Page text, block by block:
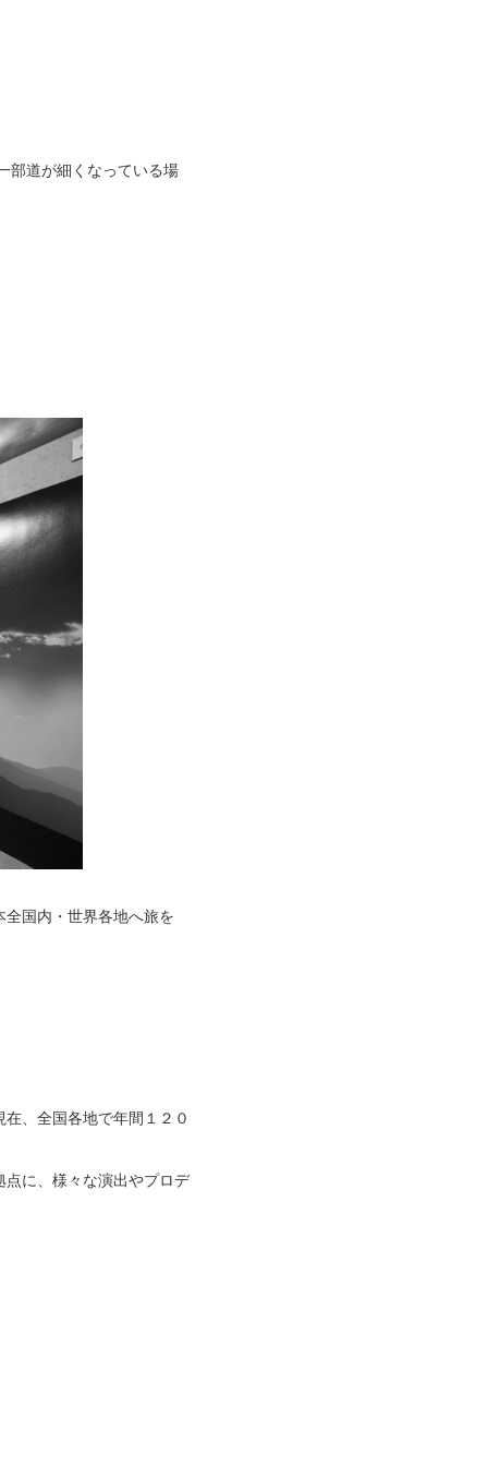
部道が細くなっている場
国内・世界各地へ旅を
、全国各地で年間１２０
に、様々な演出やプロデ